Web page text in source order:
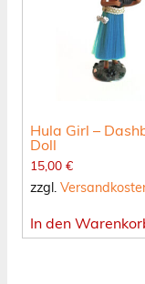
Hula Girl –
Doll
15,00 €
zzgl.
In den